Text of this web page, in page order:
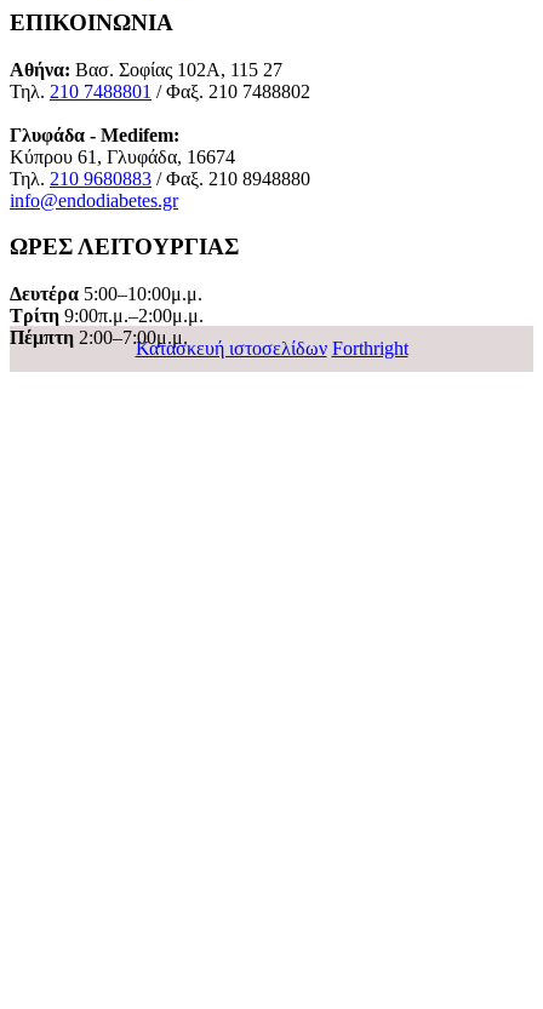
ΕΠΙΚΟΙΝΩΝΙΑ
Αθήνα: Βασ. Σοφίας 102Α, 115 27
Τηλ. 210 7488801 / Φαξ. 210 7488802
Γλυφάδα - Medifem:
Κύπρου 61, Γλυφάδα, 16674
Τηλ. 210 9680883 / Φαξ. 210 8948880
info@endodiabetes.gr
ΩΡΕΣ ΛΕΙΤΟΥΡΓΙΑΣ
Δευτέρα 5:00–10:00μ.μ.
Τρίτη 9:00π.μ.–2:00μ.μ.
Πέμπτη 2:00–7:00μ.μ.
Κατασκευή ιστοσελίδων Forthright